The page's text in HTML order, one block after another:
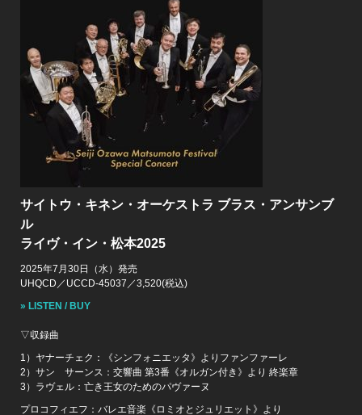
サイトウ・キネン・オーケストラ ブラス・アンサンブ
ル
ライヴ・イン・松本2025
2025年7月30日（水）発売
UHQCD／UCCD-45037／3,520(税込)
» LISTEN / BUY
▽収録曲
1）ヤナーチェク：《シンフォニエッタ》よりファンファーレ
2）サン゠サーンス：交響曲 第3番《オルガン付き》より 終楽章
3）ラヴェル：亡き王女のためのパヴァーヌ
プロコフィエフ：バレエ音楽《ロミオとジュリエット》より